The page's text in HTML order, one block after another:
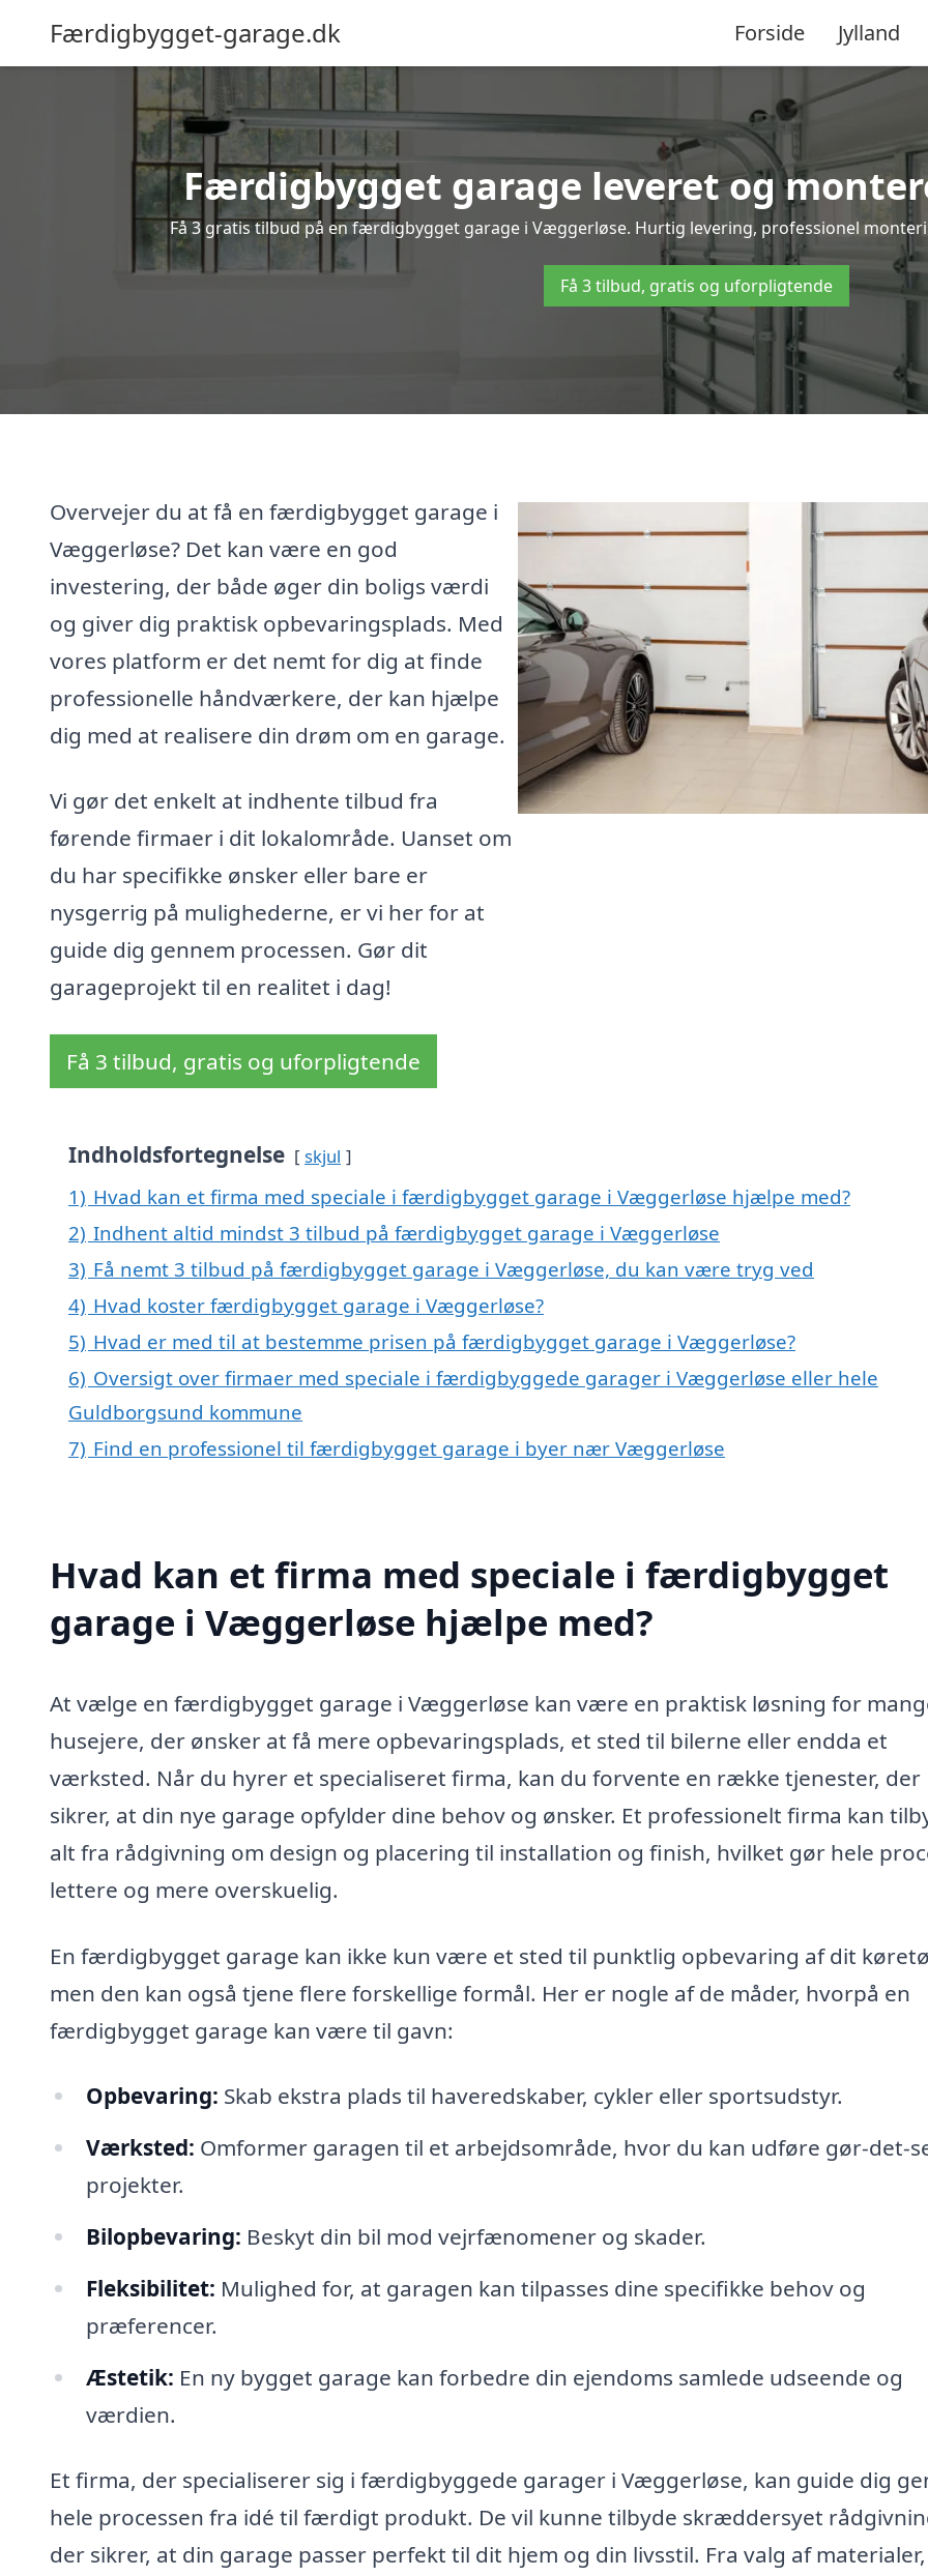
Færdigbygget-garage.dk Forside Jylland
Færdigbygget garage leveret og
Få 3 gratis tilbud på en færdigbygget garage i Væggerløse. Hurtig levering, professionel
Få 3 tilbud, gratis og uforpligtende
Overvejer du at få en færdigbygget garage i
Væggerløse? Det kan være en god
investering, der både øger din boligs værdi
og giver dig praktisk opbevaringsplads. Med
vores platform er det nemt for dig at finde
professionelle håndværkere, der kan hjælpe
dig med at realisere din drøm om en garage.
Vi gør det enkelt at indhente tilbud fra
førende firmaer i dit lokalområde. Uanset om
du har specifikke ønsker eller bare er
nysgerrig på mulighederne, er vi her for at
guide dig gennem processen. Gør dit
garageprojekt til en realitet i dag!
Få 3 tilbud, gratis og uforpligtende
Indholdsfortegnelse skjul
1) Hvad kan et firma med speciale i færdigbygget garage i Væggerløse hjælpe med?
2) Indhent altid mindst 3 tilbud på færdigbygget garage i Væggerløse
3) Få nemt 3 tilbud på færdigbygget garage i Væggerløse, du kan være tryg ved
4) Hvad koster færdigbygget garage i Væggerløse?
5) Hvad er med til at bestemme prisen på færdigbygget garage i Væggerløse?
6) Oversigt over firmaer med speciale i færdigbyggede garager i Væggerløse eller hele
Guldborgsund kommune
7) Find en professionel til færdigbygget garage i byer nær Væggerløse
Hvad kan et firma med speciale i færdigbygget
garage i Væggerløse hjælpe med?
At vælge en færdigbygget garage i Væggerløse kan være en praktisk løsning for
husejere, der ønsker at få mere opbevaringsplads, et sted til bilerne eller endda et
værksted. Når du hyrer et specialiseret firma, kan du forvente en række tjenester, der
sikrer, at din nye garage opfylder dine behov og ønsker. Et professionelt firma kan
alt fra rådgivning om design og placering til installation og finish, hvilket gør hele
lettere og mere overskuelig.
En færdigbygget garage kan ikke kun være et sted til punktlig opbevaring af dit
men den kan også tjene flere forskellige formål. Her er nogle af de måder, hvorpå en
færdigbygget garage kan være til gavn:
Opbevaring: Skab ekstra plads til haveredskaber, cykler eller sportsudstyr.
Værksted: Omformer garagen til et arbejdsområde, hvor du kan udføre gør-det-
projekter.
Bilopbevaring: Beskyt din bil mod vejrfænomener og skader.
Fleksibilitet: Mulighed for, at garagen kan tilpasses dine specifikke behov og
præferencer.
Æstetik: En ny bygget garage kan forbedre din ejendoms samlede udseende og
værdien.
Et firma, der specialiserer sig i færdigbyggede garager i Væggerløse, kan guide dig
hele processen fra idé til færdigt produkt. De vil kunne tilbyde skræddersyet
der sikrer, at din garage passer perfekt til dit hjem og din livsstil. Fra valg af materialer,